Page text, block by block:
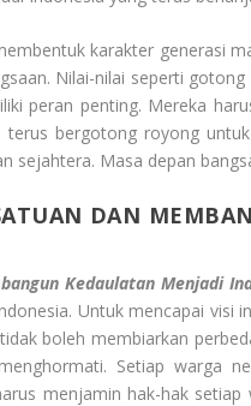
karakter generasi
Nilai-nilai seperti
peran penting. Mereka
bergotong royong
sejahtera. Masa depan
DAN
Kedaulatan Menjadi
Untuk mencapai visi
boleh membiarkan
Setiap warga
menjamin hak-hak